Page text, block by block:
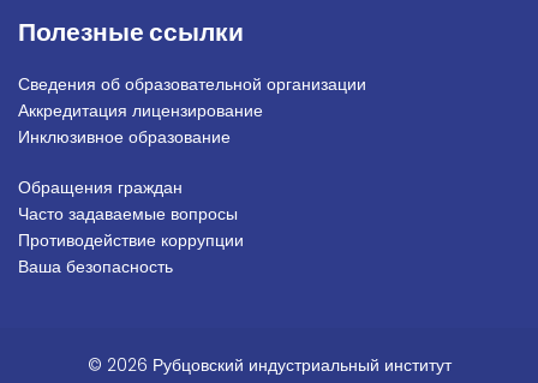
Полезные ссылки
Сведения об образовательной организации
Аккредитация лицензирование
Инклюзивное образование
Подвал_право
Обращения граждан
Часто задаваемые вопросы
Противодействие коррупции
Ваша безопасность
© 2026 Рубцовский индустриальный институт